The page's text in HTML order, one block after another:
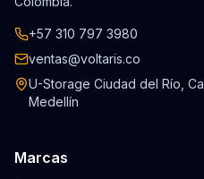
+57 310 797 3980
ventas@voltaris.co
U-Storage Ciudad del Río,
Medellín
Marcas